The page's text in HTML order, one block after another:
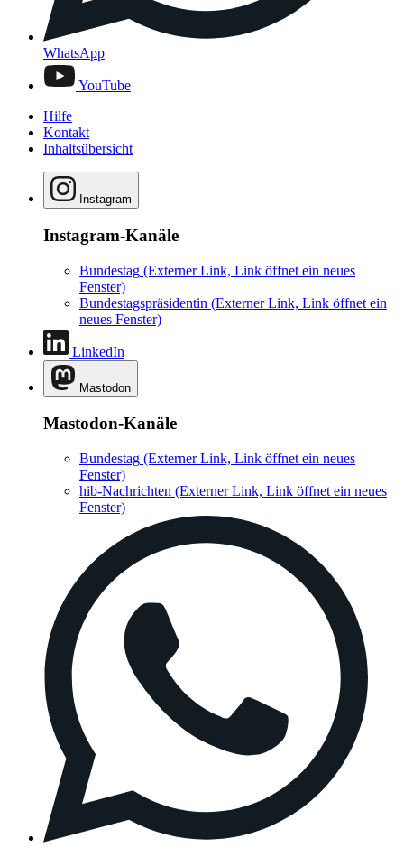
WhatsApp
YouTube
Hilfe
Kontakt
Inhaltsübersicht
Instagram
Instagram-Kanäle
Bundestag (Externer Link, Link öffnet ein neues
Fenster)
Bundestagspräsidentin (Externer Link, Link öffnet ein
neues Fenster)
LinkedIn
Mastodon
Mastodon-Kanäle
Bundestag (Externer Link, Link öffnet ein neues
Fenster)
hib-Nachrichten (Externer Link, Link öffnet ein neues
Fenster)